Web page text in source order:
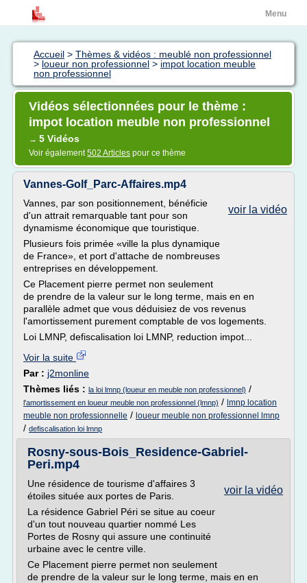
Menu
Accueil > Thèmes & vidéos : meublé non professionnel
> loueur non professionnel > impot location meuble
non professionnel
Vidéos sélectionnées pour le thème :
impot location meuble non professionnel
→ 5 Vidéos
Voir également502 Articles pour ce thème
Vannes-Golf_Parc-Affaires.mp4
voir la vidéo
Vannes, par son positionnement, bénéficie
d'un attrait remarquable tant pour son
dynamisme économique que touristique.
Plusieurs fois primée «ville la plus dynamique
de France», et port d'attache de nombreuses
entreprises en développement.
Ce Placement pierre permet non seulement
de prendre de la valeur sur le long terme, mais en en
parallèle admet que vous déduisiez de vos revenus
l'amortissement purement comptable de vos logements.
Loi LMNP, defiscalisation loi LMNP, reduction impot...
Voir la suite
Par : j2monline
Thèmes liés : la loi lmnp (loueur en meuble non professionnel) /
l'amortissement en loueur meuble non professionnel (lmnp) / lmnp location
meuble non professionnelle / loueur meuble non professionnel lmnp
/ defiscalisation loi lmnp
Rosny-sous-Bois_Residence-Gabriel-
Peri.mp4
voir la vidéo
Une résidence de tourisme d'affaires 3
étoiles située aux portes de Paris.
La résidence Gabriel Péri se situe au coeur
d'un tout nouveau quartier nommé Les
Portes de Rosny qui assure une continuité
urbaine avec le centre ville.
Ce Placement pierre permet non seulement
de prendre de la valeur sur le long terme, mais en en